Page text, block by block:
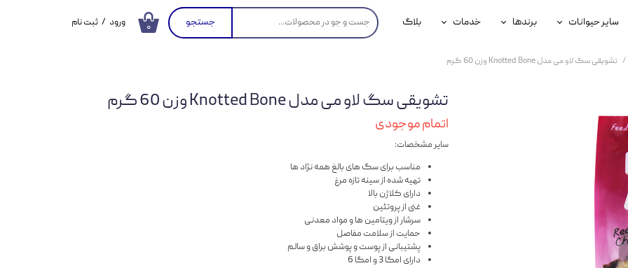
۰ جستجو
سگ
سایر حیوانات
محصولات پرندگان
برندها
جوسرا
خدمات
خدمات آنلاین دامپزشکی
بلاگ ورود / ثبت نام
سفارشات
تشویقی سگ لاو می مدل Knotted Bone وزن 60 گرم
تشویقی سگ لاو می مدل Knotted Bone وزن 60 گرم
اتمام موجودی
سایر مشخصات:
مناسب برای سگ های بالغ همه نژاد ها
تهیه شده از سینه تازه مرغ
دارای کلاژن بالا
غنی از پروتئین
سرشار از ویتامین ها و مواد معدنی
حمایت از سلامت مفاصل
پشتیبانی از پوست و پوشش براق و سالم
دارای امگا 3 و امگا 6